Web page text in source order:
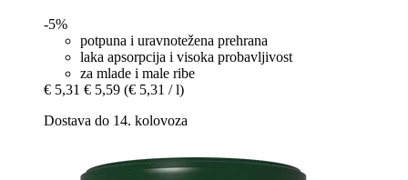
-5%
potpuna i uravnotežena prehrana
laka apsorpcija i visoka probavljivost
za mlade i male ribe
€ 5,31 € 5,59 (€ 5,31 / l)
Dostava do 14. kolovoza